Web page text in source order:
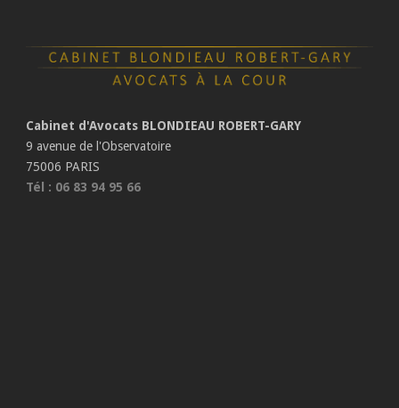
Cabinet d'Avocats BLONDIEAU ROBERT-GARY
9 avenue de l'Observatoire
75006 PARIS
Tél : 06 83 94 95 66